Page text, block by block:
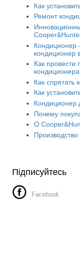
Как
Ремонт
Кондиционер
кондиционер
Как провести
Как спрятать
Как
Кондиционер
Почему
О
Производство
Підписуйтесь
Facebook